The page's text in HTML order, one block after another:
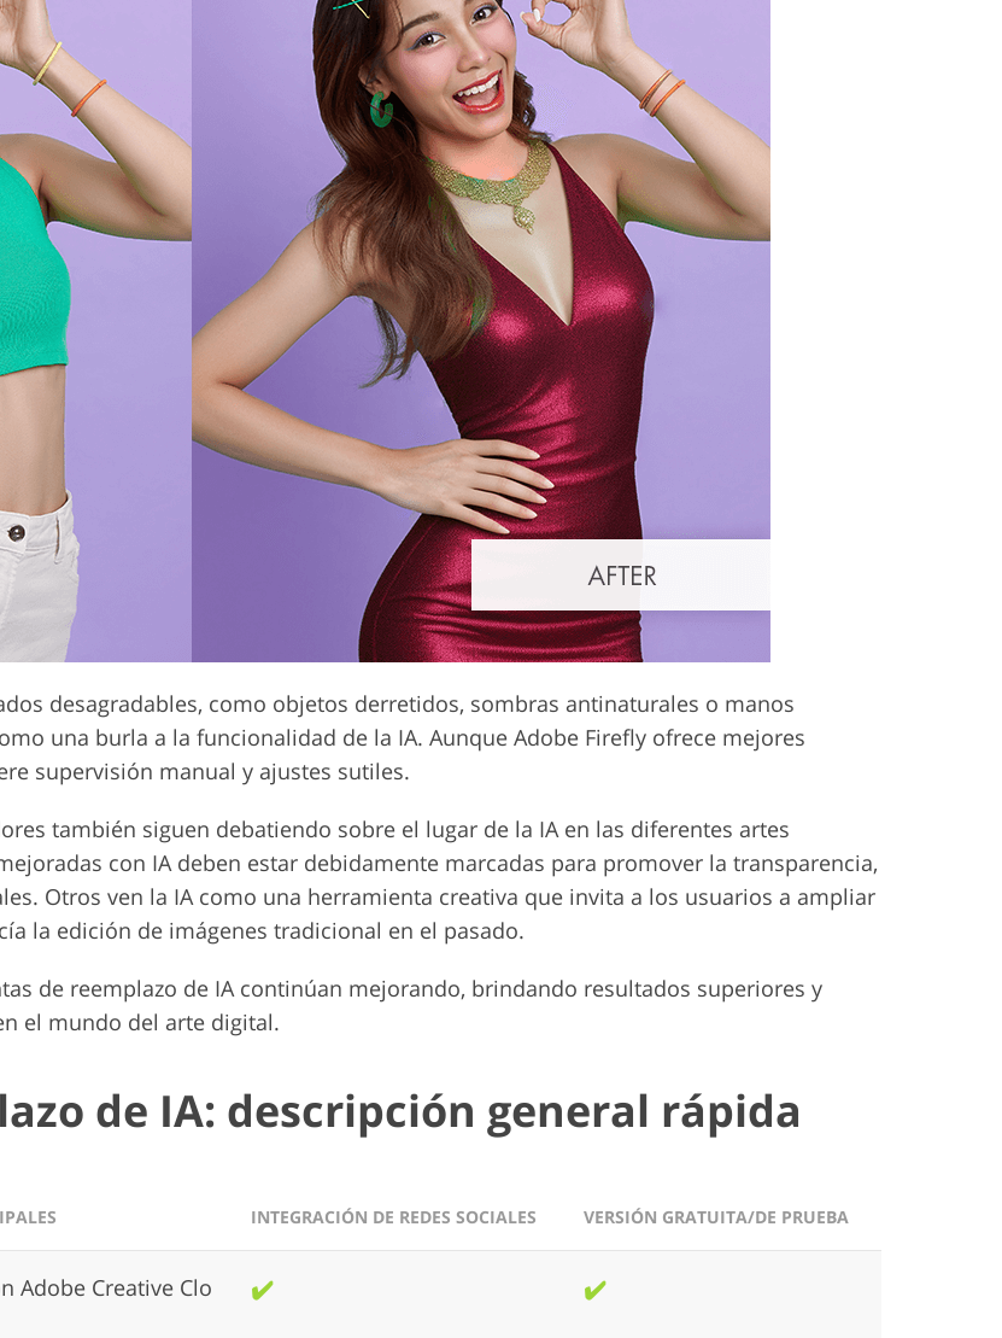
desagradables, como objetos derretidos, sombras antinaturales o manos
una burla a la funcionalidad de la IA. Aunque Adobe Firefly ofrece mejores
supervisión manual y ajustes sutiles.
también siguen debatiendo sobre el lugar de la IA en las diferentes artes
con IA deben estar debidamente marcadas para promover la transparencia,
Otros ven la IA como una herramienta creativa que invita a los usuarios a ampliar
la edición de imágenes tradicional en el pasado.
de reemplazo de IA continúan mejorando, brindando resultados superiores y
el mundo del arte digital.
de IA: descripción general rápida
INTEGRACIÓN DE REDES SOCIALES VERSIÓN GRATUITA/DE PRUEBA
Adobe Creative Clo
✔️ ✔️